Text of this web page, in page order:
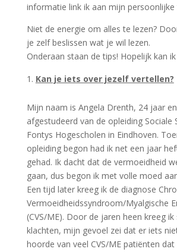
informatie link ik aan mijn persoonlijke
Niet de energie om alles te lezen?
je zelf beslissen wat je wil lezen.
Onderaan staan de tips! Hopelijk kan
Kan je iets over jezelf vertellen?
Mijn naam is Angela Drenth, 24 jaar
afgestudeerd van de opleiding Sociale
Fontys Hogescholen in Eindhoven.
opleiding begon had ik net een jaar
gehad. Ik dacht dat de vermoeidheid
gaan, dus begon ik met volle moed
Een tijd later kreeg ik de diagnose
Vermoeidheidssyndroom/Myalgische
(CVS/ME). Door de jaren heen kreeg
klachten, mijn gevoel zei dat er iets
hoorde van veel CVS/ME patiënten